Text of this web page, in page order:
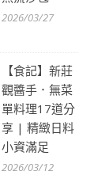
2026/03/27
【食記】新莊
觀醬手．無菜
單料理17道分
享 | 精緻日料
小資滿足
2026/03/12